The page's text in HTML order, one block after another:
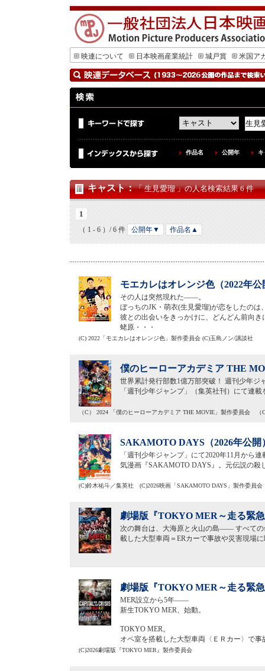
映連について 日本映画産業統計 城戸賞 米国ア
作品名 公開年
キャスト：「 生見愛瑠 」の人名検索結果 6 件
1
（ 1 - 6 ）/ 6 件 公開年▼ 作品名▲
モエカレはオレンジ色（2022年公
その人は突然現れた――。
ぼっちのJK・萌衣(生見愛瑠)が恋をしたの
彼との出会いをきっかけに、どんどん前向き
蛯原・・・
(C) 2022「モエカレはオレンジ色」製作委員会 (C)玉島ノン/講談社
僕のヒーローアカデミア THE
世界累計発行部数1億万部突破！ 週刊少年ジ
「週刊少年ジャンプ」（集英社刊）にて連
（C） 2024 「僕のヒーローアカデミア THE MOVIE」製作委員会 （
SAKAMOTO DAYS（2026年公開
「週刊少年ジャンプ」にて2020年11月から
気漫画『SAKAMOTO DAYS』。元伝説の殺
(C)鈴木祐斗／集英社 (C)2026映画「SAKAMOTO DAYS」製作委員会
劇場版『TOKYO MER～走る緊
次の舞台は、大海原と火山の島―― すべて
載した大型車両＝ERカーで事故や災害現場
劇場版『TOKYO MER～走る緊
MER設立から5年——
新生TOKYO MER、始動。
TOKYO MER。
オペ室を搭載した大型車両〈ＥＲカー〉で
(C)2026劇場版『TOKYO MER』製作委員会